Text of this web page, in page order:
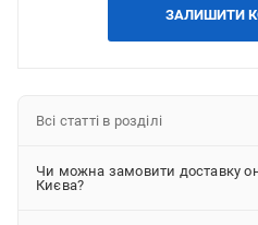
ЗАЛИШИТИ
Всі статті в розділі
Чи можна замовити доставку
Києва?